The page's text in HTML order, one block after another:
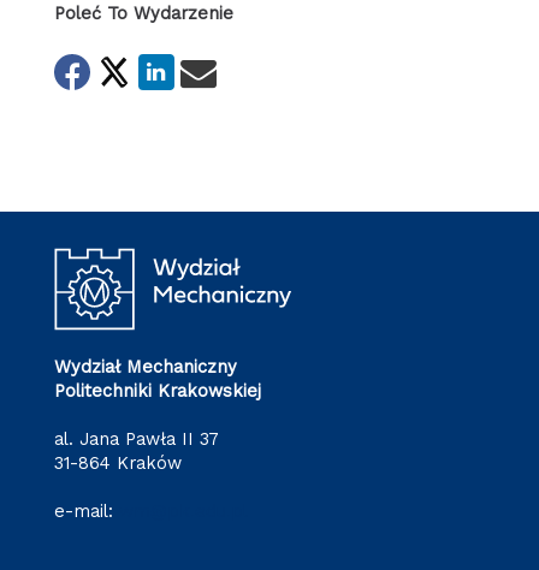
Poleć To Wydarzenie
Wydział Mechaniczny
Politechniki Krakowskiej
al. Jana Pawła II 37
31-864 Kraków
e-mail: